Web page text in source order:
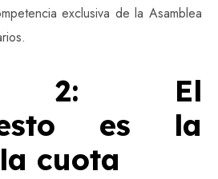
exclusiva de la Asamblea
2: El
es la
cuota